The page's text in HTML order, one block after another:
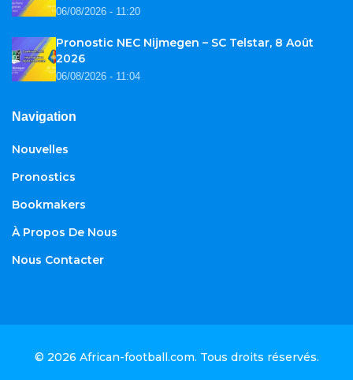
06/08/2026 - 11:20
Pronostic NEC Nijmegen – SC Telstar, 8 Août
2026
06/08/2026 - 11:04
Navigation
Nouvelles
Pronostics
Bookmakers
À Propos De Nous
Nous Contacter
© 2026 African-football.com. Tous droits réservés.